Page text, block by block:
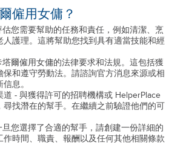
僱用女傭？
您需要幫助的任務和責任，例如清潔、烹
人護理。這將幫助您找到具有適當技能和經
爾僱用女傭的法律要求和法規。這包括獲
保和遵守勞動法。請諮詢官方消息來源或相
息。
道 - 與獲得許可的招聘機構或 HelperPlace
尋找潛在的幫手。在繼續之前驗證他們的可
您選擇了合適的幫手，請創建一份詳細的
作時間、職責、報酬以及任何其他相關條款